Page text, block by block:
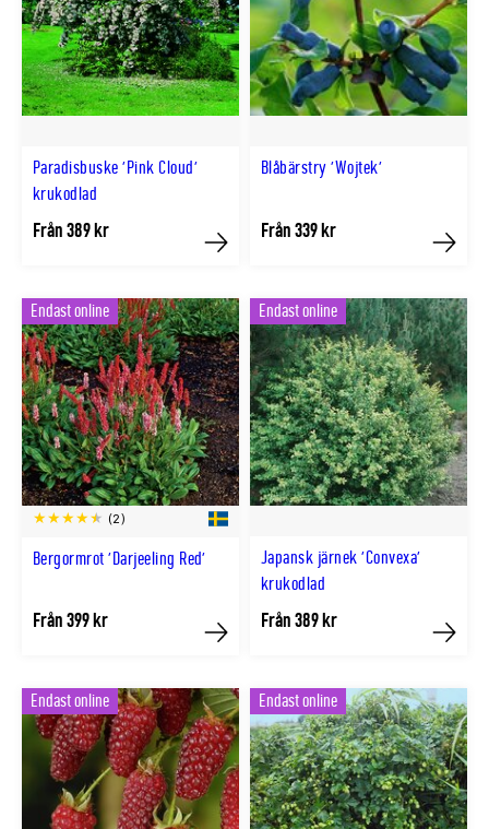
Paradisbuske 'Pink Cloud'
krukodlad
Från 389 kr
Köp
Blåbärstry 'Wojtek'
Från 339 kr
Köp
Bergormrot 'Darjeeling Red'
(2)
Endast online
Från 399 kr
Köp
Japansk järnek 'Convexa'
krukodlad
Endast online
Från 389 kr
Köp
Endast online Endast online